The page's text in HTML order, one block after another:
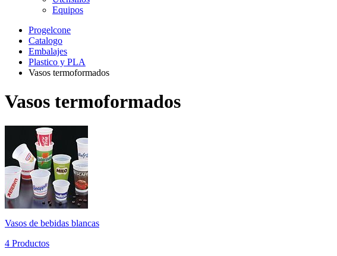
Equipos
Progelcone
Catalogo
Embalajes
Plastico y PLA
Vasos termoformados
Vasos termoformados
Vasos de bebidas blancas
4 Productos